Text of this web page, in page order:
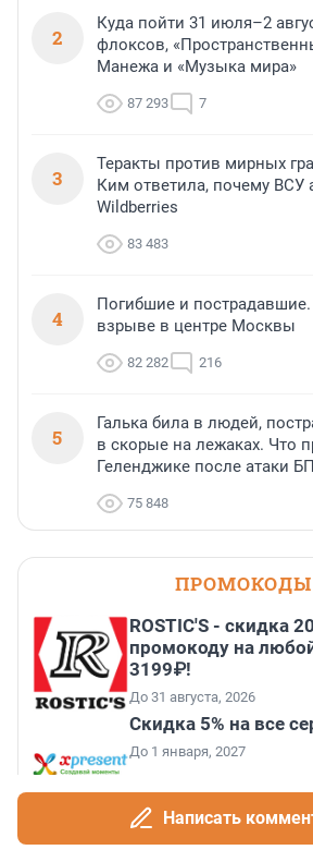
2
Куда пойти 31 июля–2
флоксов,
Манежа и «Музыка мира»
87 293 7
3
Теракты против мирных
Ким ответила, почему ВСУ
Wildberries
83 483
4
Погибшие и
взрыве в центре Москвы
82 282 216
5
Галька била в людей,
в скорые на лежаках. Что
Геленджике после атаки
75 848
ПРОМОКОДЫ
ROSTIC'S - скидка
промокоду на
3199₽!
До 31 августа, 2026
Скидка 5% на все
До 1 января, 2027
Скидка 11% на все
английского
Написать